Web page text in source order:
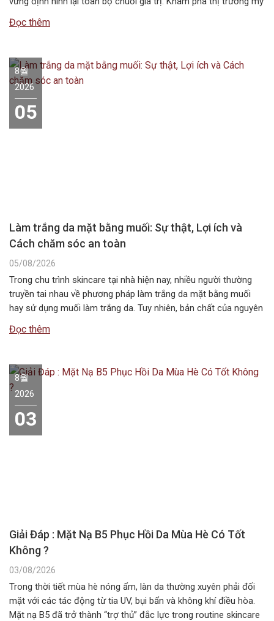
quy mô, động…
Đọc thêm
8월
2026
05
Làm trắng da mặt bằng muối: Sự thật, Lợi ích và
Cách chăm sóc an toàn
05/08/2026
Trong chu trình skincare tại nhà hiện nay, nhiều người thường
truyền tai nhau về phương pháp làm trắng da mặt bằng muối
hay sử dụng muối làm trắng da. Tuy nhiên, bản chất của nguyên
các dòng mỹ phẩm chuyên dụng….
Đọc thêm
8월
2026
03
Giải Đáp : Mặt Nạ B5 Phục Hồi Da Mùa Hè Có Tốt
Không ?
03/08/2026
Trong thời tiết mùa hè nóng ẩm, làn da thường xuyên phải đối
mặt với các tác động từ tia UV, bụi bẩn và không khí điều hòa.
Mặt nạ B5 đã trở thành “trợ thủ” đắc lực trong routine skincare